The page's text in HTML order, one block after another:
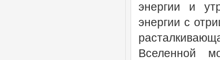
энергии и
энергии с
Вселенной